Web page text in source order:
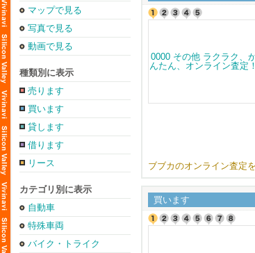
マップで見る
写真で見る
動画で見る
種類別に表示
売ります
買います
貸します
借ります
リース
カテゴリ別に表示
自動車
特殊車両
バイク・トライク
ブブカのオンライン査定
買います